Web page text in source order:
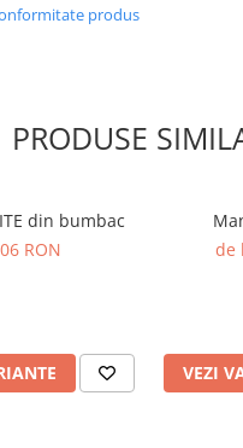
cresterea confortului
nitril
produs
PRODUSE
din bumbac
RON
de
VEZI